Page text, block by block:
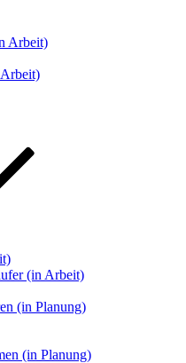
Arbeit)
(in Arbeit)
(in Planung)
(in Planung)